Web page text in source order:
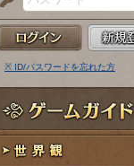
ー
ル
ア
ド
レ
ス
パ
ス
ー
ド
※ ID/パスワードを忘れた方
ムガイド